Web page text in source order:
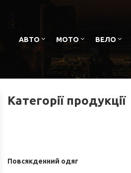
АВТО МОТО ВЕЛО
Категорії продукції
Повсякденний одяг